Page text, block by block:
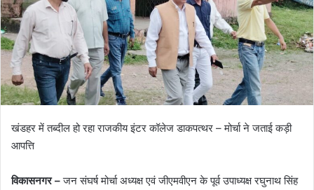
i
l
खंडहर में तब्दील हो रहा राजकीय इंटर कॉलेज डाकपत्थर – मोर्चा ने जताई कड़ी
आपत्ति
विकासनगर –जन संघर्ष मोर्चा अध्यक्ष एवं जीएमवीएन के पूर्व उपाध्यक्ष रघुनाथ सिंह